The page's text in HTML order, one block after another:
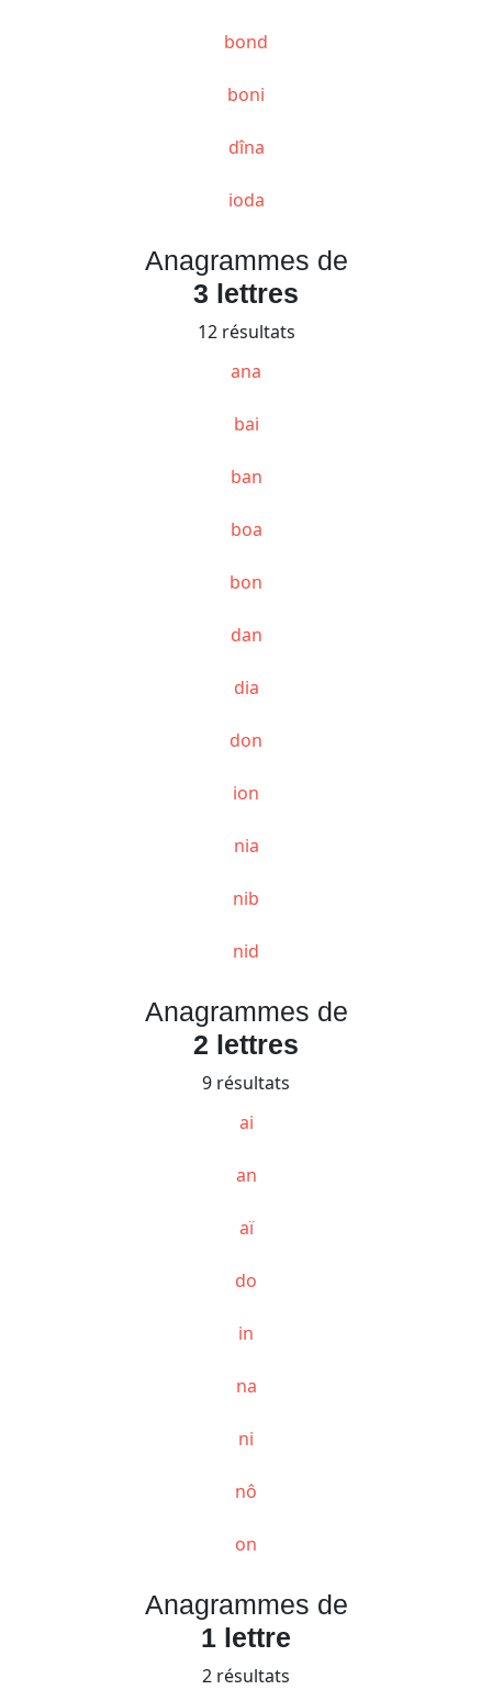
bond
boni
dîna
ioda
Anagrammes de
3 lettres
12 résultats
ana
bai
ban
boa
bon
dan
dia
don
ion
nia
nib
nid
Anagrammes de
2 lettres
9 résultats
ai
an
aï
do
in
na
ni
nô
on
Anagrammes de
1 lettre
2 résultats